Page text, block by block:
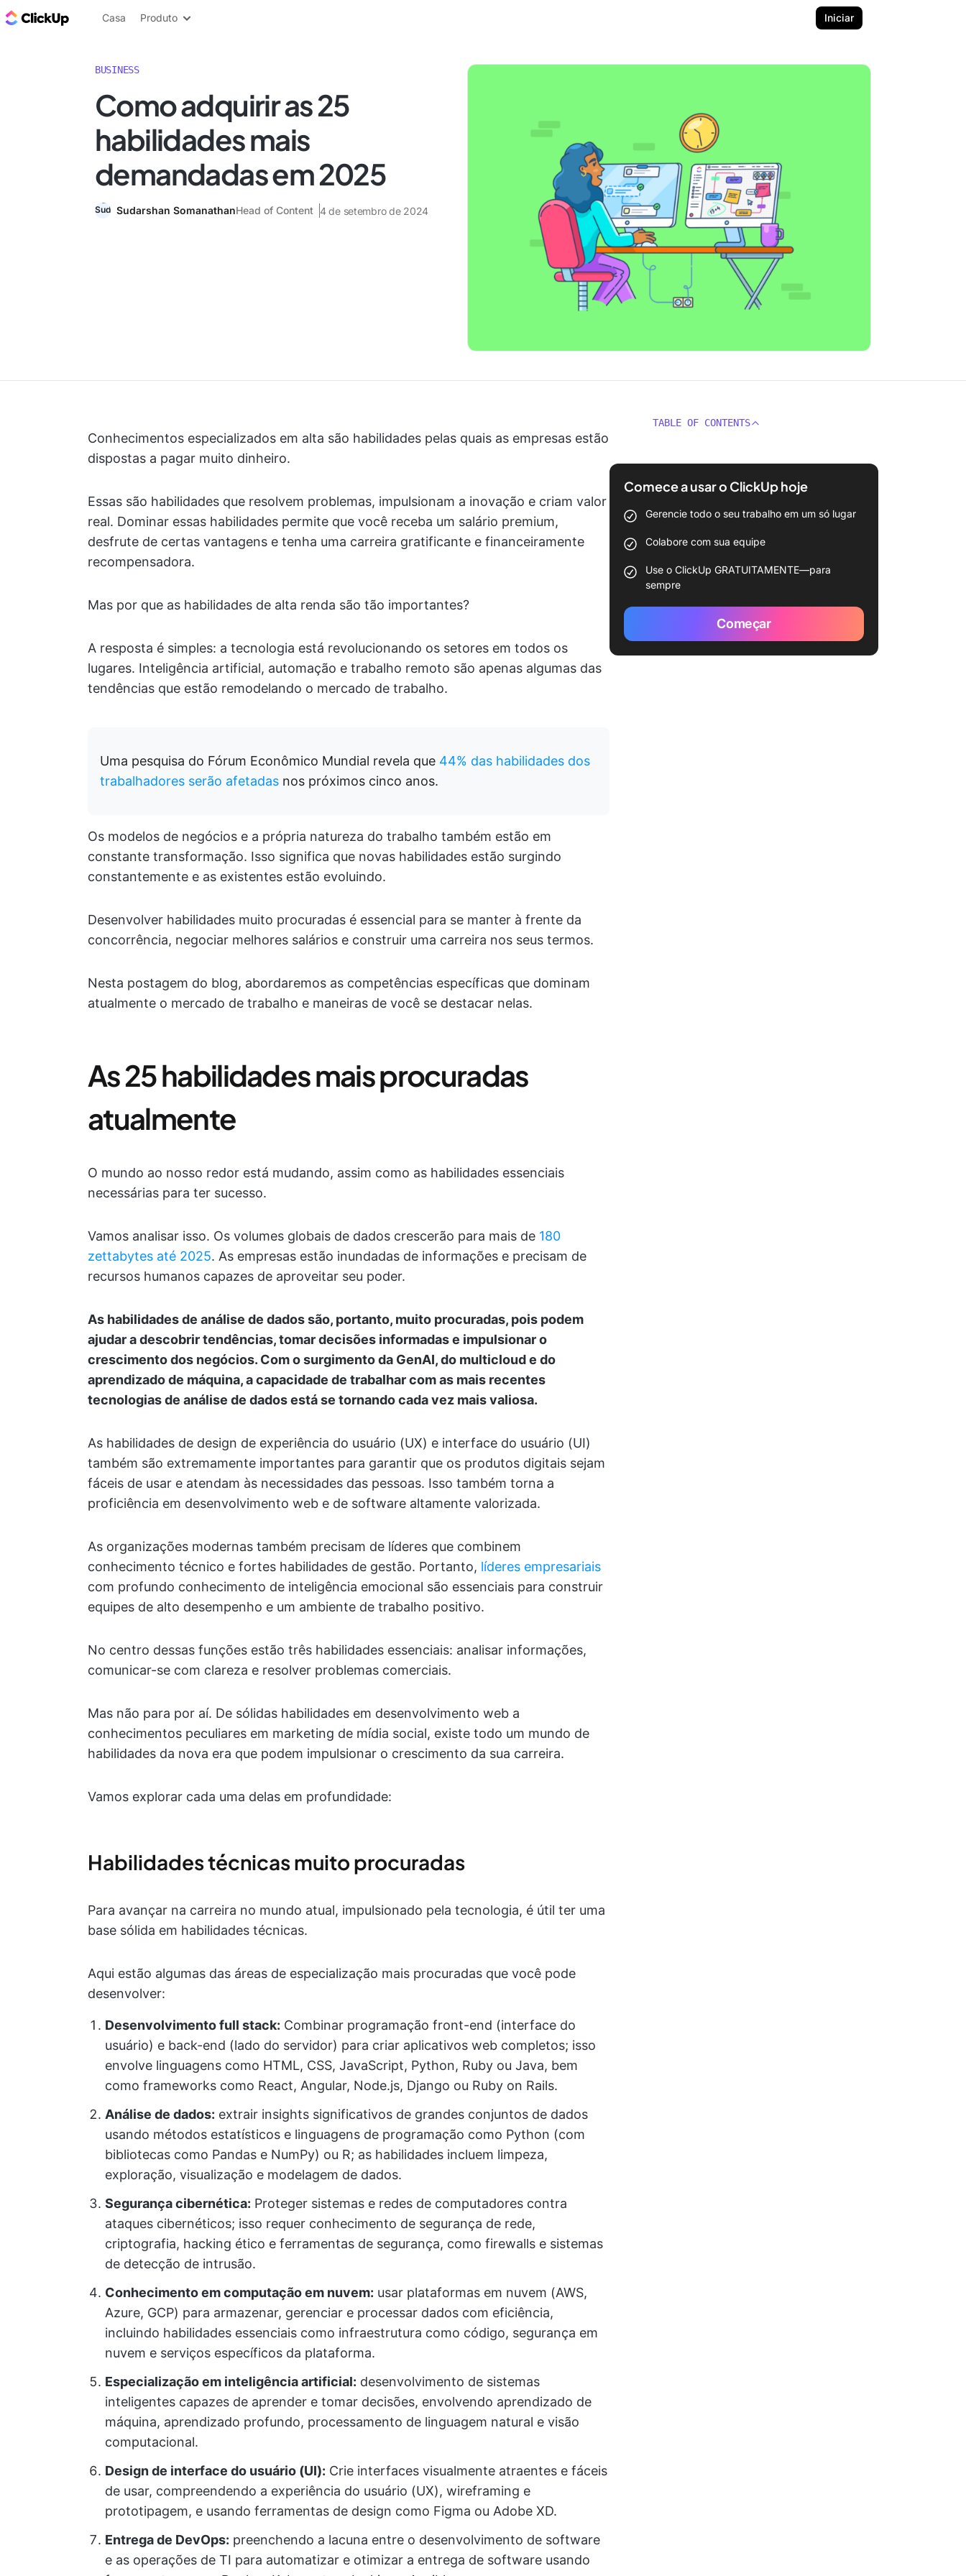
ClickUp Blogue
Casa Produto Iniciar
BUSINESS
Como adquirir as 25
habilidades mais
demandadas em 2025
Sudarshan SomanathanHead of Content 4 de setembro de 2024
Conhecimentos especializados em alta são habilidades pelas quais as empresas estão
dispostas a pagar muito dinheiro.
Essas são habilidades que resolvem problemas, impulsionam a inovação e criam valor
real. Dominar essas habilidades permite que você receba um salário premium,
desfrute de certas vantagens e tenha uma carreira gratificante e financeiramente
recompensadora.
Mas por que as habilidades de alta renda são tão importantes?
A resposta é simples: a tecnologia está revolucionando os setores em todos os
lugares. Inteligência artificial, automação e trabalho remoto são apenas algumas das
tendências que estão remodelando o mercado de trabalho.
Uma pesquisa do Fórum Econômico Mundial revela que 44% das habilidades dos
trabalhadores serão afetadas nos próximos cinco anos.
Os modelos de negócios e a própria natureza do trabalho também estão em
constante transformação. Isso significa que novas habilidades estão surgindo
constantemente e as existentes estão evoluindo.
Desenvolver habilidades muito procuradas é essencial para se manter à frente da
concorrência, negociar melhores salários e construir uma carreira nos seus termos.
Nesta postagem do blog, abordaremos as competências específicas que dominam
atualmente o mercado de trabalho e maneiras de você se destacar nelas.
As 25 habilidades mais procuradas
atualmente
O mundo ao nosso redor está mudando, assim como as habilidades essenciais
necessárias para ter sucesso.
Vamos analisar isso. Os volumes globais de dados crescerão para mais de 180
zettabytes até 2025. As empresas estão inundadas de informações e precisam de
recursos humanos capazes de aproveitar seu poder.
As habilidades de análise de dados são, portanto, muito procuradas, pois podem
ajudar a descobrir tendências, tomar decisões informadas e impulsionar o
crescimento dos negócios. Com o surgimento da GenAI, do multicloud e do
aprendizado de máquina, a capacidade de trabalhar com as mais recentes
tecnologias de análise de dados está se tornando cada vez mais valiosa.
As habilidades de design de experiência do usuário (UX) e interface do usuário (UI)
também são extremamente importantes para garantir que os produtos digitais sejam
fáceis de usar e atendam às necessidades das pessoas. Isso também torna a
proficiência em desenvolvimento web e de software altamente valorizada.
As organizações modernas também precisam de líderes que combinem
conhecimento técnico e fortes habilidades de gestão. Portanto, líderes empresariais
com profundo conhecimento de inteligência emocional são essenciais para construir
equipes de alto desempenho e um ambiente de trabalho positivo.
No centro dessas funções estão três habilidades essenciais: analisar informações,
comunicar-se com clareza e resolver problemas comerciais.
Mas não para por aí. De sólidas habilidades em desenvolvimento web a
conhecimentos peculiares em marketing de mídia social, existe todo um mundo de
habilidades da nova era que podem impulsionar o crescimento da sua carreira.
Vamos explorar cada uma delas em profundidade:
Habilidades técnicas muito procuradas
Para avançar na carreira no mundo atual, impulsionado pela tecnologia, é útil ter uma
base sólida em habilidades técnicas.
Aqui estão algumas das áreas de especialização mais procuradas que você pode
desenvolver:
Desenvolvimento full stack: Combinar programação front-end (interface do
usuário) e back-end (lado do servidor) para criar aplicativos web completos; isso
envolve linguagens como HTML, CSS, JavaScript, Python, Ruby ou Java, bem
como frameworks como React, Angular, Node.js, Django ou Ruby on Rails.
Análise de dados: extrair insights significativos de grandes conjuntos de dados
usando métodos estatísticos e linguagens de programação como Python (com
bibliotecas como Pandas e NumPy) ou R; as habilidades incluem limpeza,
exploração, visualização e modelagem de dados.
Segurança cibernética: Proteger sistemas e redes de computadores contra
ataques cibernéticos; isso requer conhecimento de segurança de rede,
criptografia, hacking ético e ferramentas de segurança, como firewalls e sistemas
de detecção de intrusão.
Conhecimento em computação em nuvem: usar plataformas em nuvem (AWS,
Azure, GCP) para armazenar, gerenciar e processar dados com eficiência,
incluindo habilidades essenciais como infraestrutura como código, segurança em
nuvem e serviços específicos da plataforma.
Especialização em inteligência artificial: desenvolvimento de sistemas
inteligentes capazes de aprender e tomar decisões, envolvendo aprendizado de
máquina, aprendizado profundo, processamento de linguagem natural e visão
computacional.
Design de interface do usuário (UI): Crie interfaces visualmente atraentes e fáceis
de usar, compreendendo a experiência do usuário (UX), wireframing e
prototipagem, e usando ferramentas de design como Figma ou Adobe XD.
Entrega de DevOps: preenchendo a lacuna entre o desenvolvimento de software
e as operações de TI para automatizar e otimizar a entrega de software usando
TABLE OF CONTENTS
Comece a usar o ClickUp hoje
Gerencie todo o seu trabalho em um só lugar
Colabore com sua equipe
Use o ClickUp GRATUITAMENTE—para
sempre
Começar